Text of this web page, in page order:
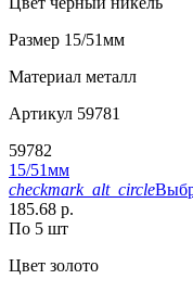
Размер 15/51мм
Материал металл
Артикул 59781
59782
15/51мм
checkmark_alt_circle
185.68 р.
По 5 шт
Цвет золото